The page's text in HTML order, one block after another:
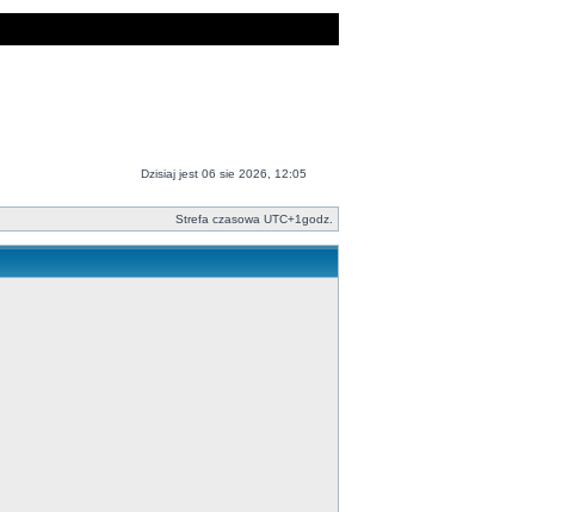
Dzisiaj jest 06 sie 2026, 12:05
Strefa czasowa UTC+1godz.